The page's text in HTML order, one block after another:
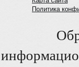
Политика